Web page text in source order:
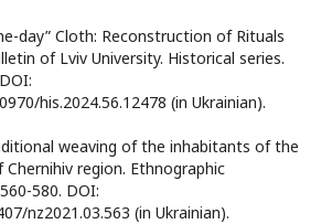
day” Cloth: Reconstruction of Rituals
of Lviv University. Historical series.
his.2024.56.12478 (in Ukrainian).
weaving of the inhabitants of the
region. Ethnographic
580. DOI:
nz2021.03.563 (in Ukrainian).